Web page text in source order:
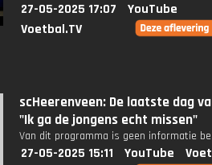
27-05-2025 17:07
YouTube
Voetbal.TV
scHeerenveen: De laatste dag
"Ik ga de jongens echt missen"
Van dit programma is geen informatie
27-05-2025 15:11 YouTube